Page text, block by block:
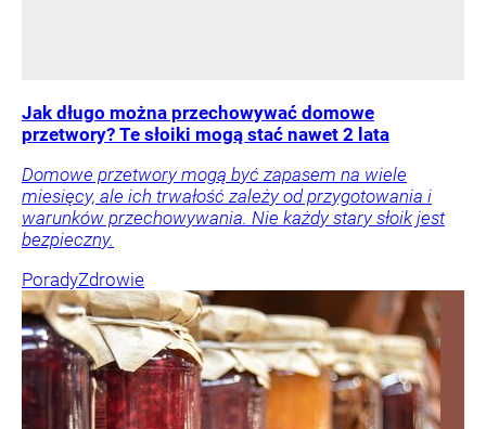
Jak długo można przechowywać domowe
przetwory? Te słoiki mogą stać nawet 2 lata
Domowe przetwory mogą być zapasem na wiele
miesięcy, ale ich trwałość zależy od przygotowania i
warunków przechowywania. Nie każdy stary słoik jest
bezpieczny.
PoradyZdrowie